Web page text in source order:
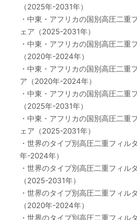
（2025年-2031年）
・中東・アフリカの国別高圧二重
ェア（2025-2031年）
・中東・アフリカの国別高圧二重
（2020年-2024年）
・中東・アフリカの国別高圧二重
ア（2020年-2024年）
・中東・アフリカの国別高圧二重
（2025年-2031年）
・中東・アフリカの国別高圧二重
ェア（2025-2031年）
・世界のタイプ別高圧二重フィル
年-2024年）
・世界のタイプ別高圧二重フィル
（2025-2031年）
・世界のタイプ別高圧二重フィル
（2020年-2024年）
・世界のタイプ別高圧二重フィル